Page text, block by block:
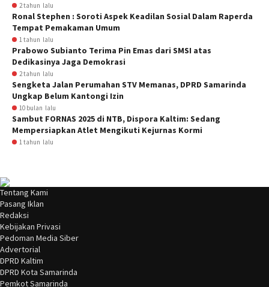
2 tahun lalu
Ronal Stephen : Soroti Aspek Keadilan Sosial Dalam Raperda
Tempat Pemakaman Umum
1 tahun lalu
Prabowo Subianto Terima Pin Emas dari SMSI atas
Dedikasinya Jaga Demokrasi
2 tahun lalu
Sengketa Jalan Perumahan STV Memanas, DPRD Samarinda
Ungkap Belum Kantongi Izin
10 bulan lalu
Sambut FORNAS 2025 di NTB, Dispora Kaltim: Sedang
Mempersiapkan Atlet Mengikuti Kejurnas Kormi
1 tahun lalu
Tentang Kami
Pasang Iklan
Redaksi
Kebijakan Privasi
Pedoman Media Siber
Advertorial
DPRD Kaltim
DPRD Kota Samarinda
Pemkot Samarinda